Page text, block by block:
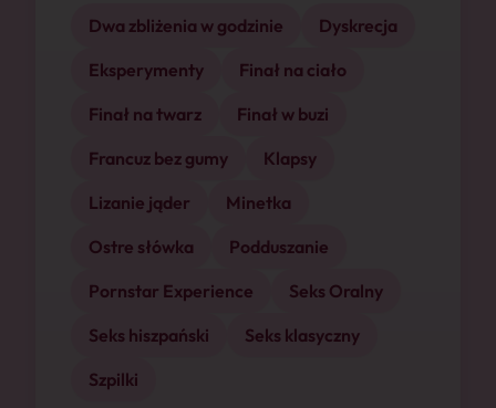
Dwa zbliżenia w godzinie
Dyskrecja
Eksperymenty
Finał na ciało
Finał na twarz
Finał w buzi
Francuz bez gumy
Klapsy
Lizanie jąder
Minetka
Ostre słówka
Podduszanie
Pornstar Experience
Seks Oralny
Seks hiszpański
Seks klasyczny
Szpilki